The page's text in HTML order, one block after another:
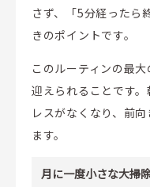
さず、「5分経ったら
きのポイントです。
このルーティンの最
迎えられることです
レスがなくなり、前
ます。
月に一度小さな大掃